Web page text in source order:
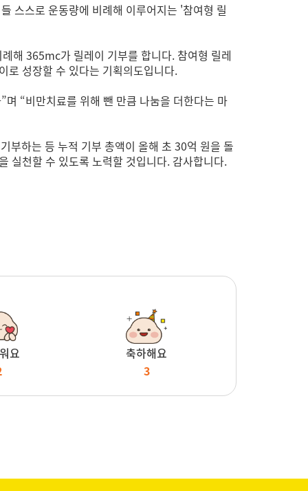
스스로 운동량에 비례해 이루어지는 '참여형 릴
해 365mc가 릴레이 기부를 합니다. 참여형 릴레
로 성장할 수 있다는 기획의도입니다.
“비만치료를 위해 뺀 만큼 나눔을 더한다는 마
부하는 등 누적 기부 총액이 올해 초 30억 원을 돌
실천할 수 있도록 노력할 것입니다. 감사합니다.
요
축하해요
3